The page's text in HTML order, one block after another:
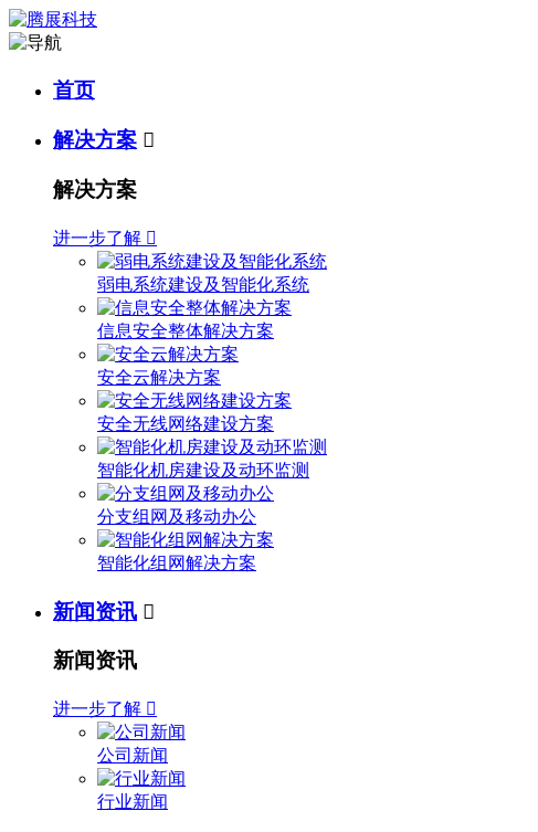
首页
解决方案 
解决方案
进一步了解 
弱电系统建设及智能化系统
信息安全整体解决方案
安全云解决方案
安全无线网络建设方案
智能化机房建设及动环监测
分支组网及移动办公
智能化组网解决方案
新闻资讯 
新闻资讯
进一步了解 
公司新闻
行业新闻